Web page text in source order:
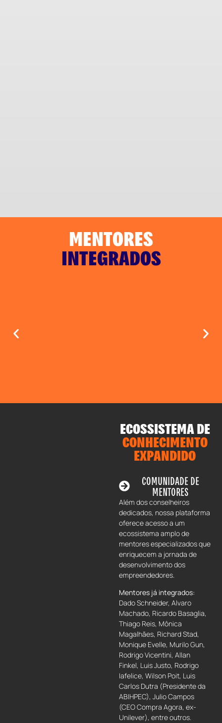
MENTORES
INTEGRADOS
ECOSSISTEMA DE
CONHECIMENTO
EXPANDIDO
COMUNIDADE DE
MENTORES
Além dos conselheiros
dedicados, nossa plataforma
oferece acesso a um
ecossistema amplo de
mentores especializados que
enriquecem a jornada de
desenvolvimento dos
empreendedores.
Mentores já integrados:
Dado Schneider, Alvaro
Machado, Ricardo Basaglia,
Thiago Reis, Mônica
Magalhães, Richard Stad,
Monique Evelle, Murilo Gun,
Rodrigo Vicentini, Allan
Finkel, Luis Justo, Rodrigo
Iafelice, Wilson Poit, Luis
Carlos Dutra (Presidente da
ABIHPEC), Julio Campos
(CEO Compra Agora, ex-
Unilever), entre outros.